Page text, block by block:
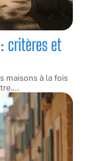
critères et
maisons à la fois
…